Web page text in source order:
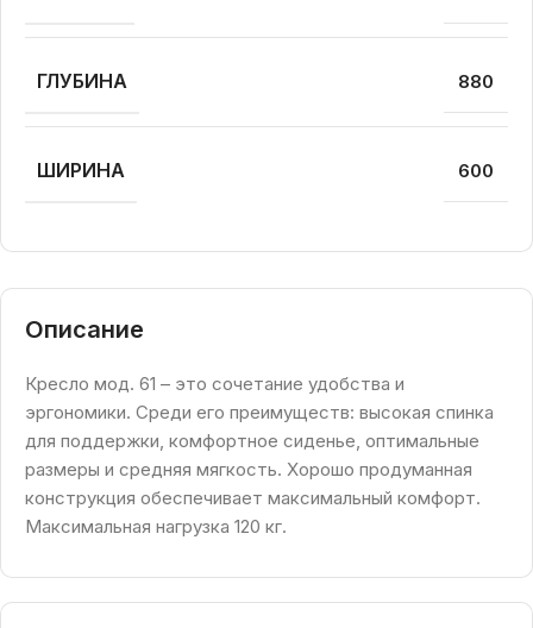
Описание
Кресло мод. 61 – это сочетание удобства и
эргономики. Среди его преимуществ: высокая спинка
для поддержки, комфортное сиденье, оптимальные
размеры и средняя мягкость. Хорошо продуманная
конструкция обеспечивает максимальный комфорт.
Максимальная нагрузка 120 кг.
ГЛУБИНА 880
ШИРИНА 600